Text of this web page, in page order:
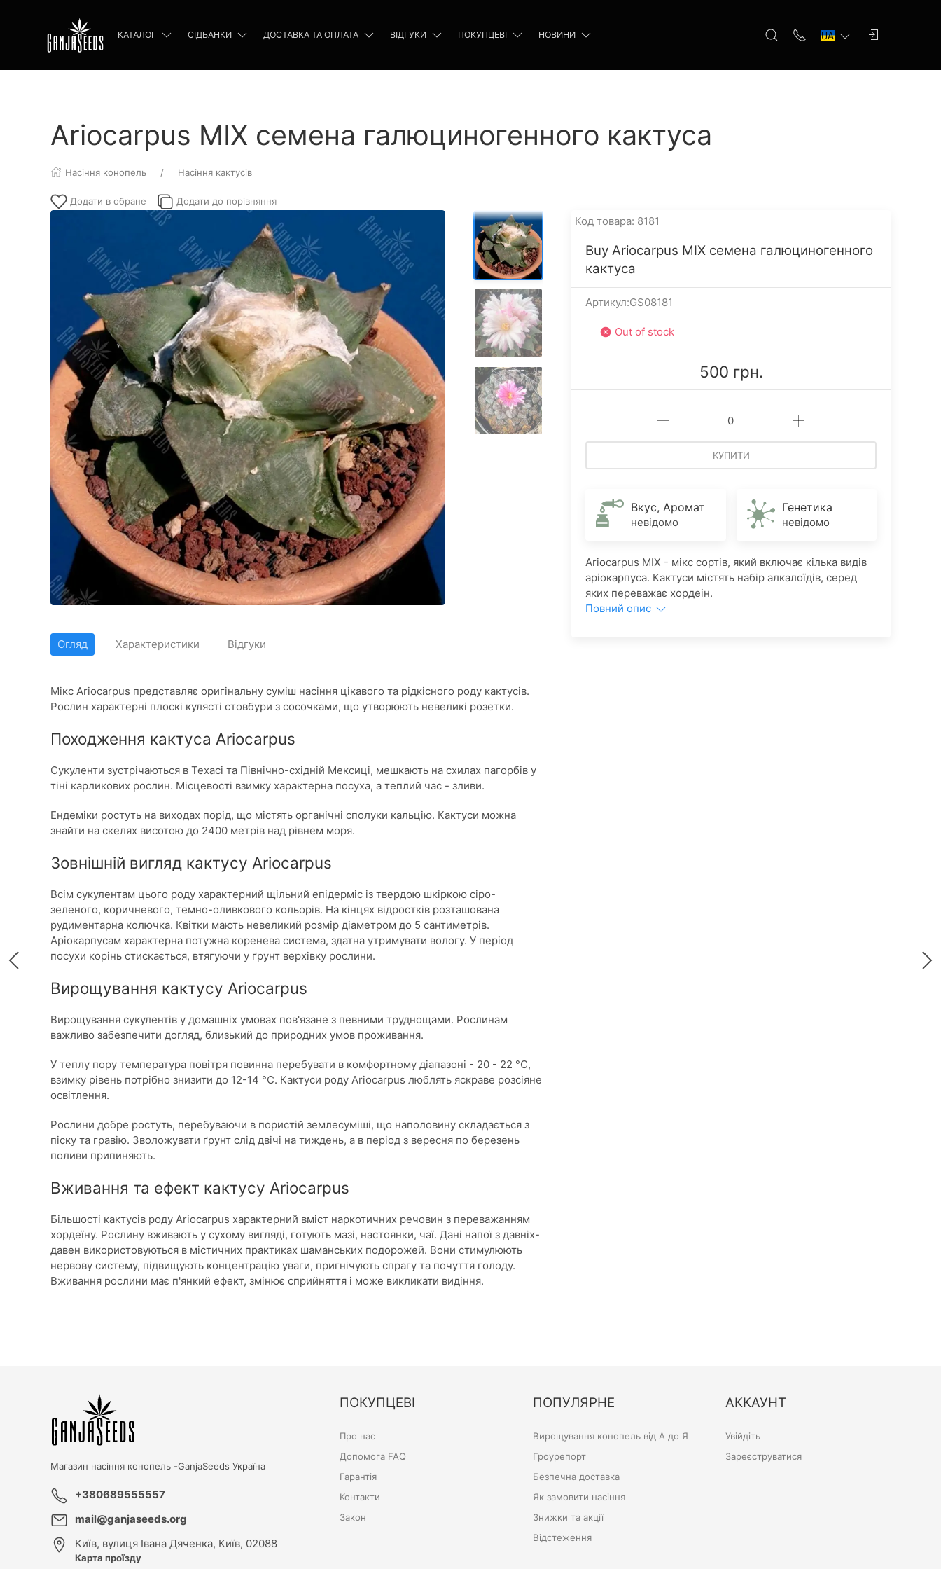
КАТАЛОГ СІДБАНКИ ДОСТАВКА ТА ОПЛАТА ВІДГУКИ ПОКУПЦЕВІ НОВИНИ
Ariocarpus MIX семена галюциногенного кактуса
Насіння конопель Насіння кактусів
Додати в обране Додати до порівняння
Огляд Характеристики Відгуки
Мікс Ariocarpus представляє оригінальну суміш насіння цікавого та рідкісного роду кактусів.
Рослин характерні плоскі кулясті стовбури з сосочками, що утворюють невеликі розетки.
Походження кактуса Ariocarpus
Сукуленти зустрічаються в Техасі та Північно-східній Мексиці, мешкають на схилах пагорбів у
тіні карликових рослин. Місцевості взимку характерна посуха, а теплий час - зливи.
Ендеміки ростуть на виходах порід, що містять органічні сполуки кальцію. Кактуси можна
знайти на скелях висотою до 2400 метрів над рівнем моря.
Зовнішній вигляд кактусу Ariocarpus
Всім сукулентам цього роду характерний щільний епідерміс із твердою шкіркою сіро-
зеленого, коричневого, темно-оливкового кольорів. На кінцях відростків розташована
рудиментарна колючка. Квітки мають невеликий розмір діаметром до 5 сантиметрів.
Аріокарпусам характерна потужна коренева система, здатна утримувати вологу. У період
посухи корінь стискається, втягуючи у ґрунт верхівку рослини.
Вирощування кактусу Ariocarpus
Вирощування сукулентів у домашніх умовах пов'язане з певними труднощами. Рослинам
важливо забезпечити догляд, близький до природних умов проживання.
У теплу пору температура повітря повинна перебувати в комфортному діапазоні - 20 - 22 °С,
взимку рівень потрібно знизити до 12-14 °С. Кактуси роду Ariocarpus люблять яскраве розсіяне
освітлення.
Рослини добре ростуть, перебуваючи в пористій землесуміші, що наполовину складається з
піску та гравію. Зволожувати ґрунт слід двічі на тиждень, а в період з вересня по березень
поливи припиняють.
Вживання та ефект кактусу Ariocarpus
Більшості кактусів роду Ariocarpus характерний вміст наркотичних речовин з переважанням
хордеїну. Рослину вживають у сухому вигляді, готують мазі, настоянки, чаї. Дані напої з давніх-
давен використовуються в містичних практиках шаманських подорожей. Вони стимулюють
нервову систему, підвищують концентрацію уваги, пригнічують спрагу та почуття голоду.
Вживання рослини має п'янкий ефект, змінює сприйняття і може викликати видіння.
Код товара: 8181
Buy Ariocarpus MIX семена галюциногенного
кактуса
Артикул:GS08181
Out of stock
500 грн.
КУПИТИ
Вкус, Аромат
невідомо
Генетика
невідомо
Ariocarpus MIX - мікс сортів, який включає кілька видів
аріокарпуса. Кактуси містять набір алкалоїдів, серед
яких переважає хордеін.
Повний опис
Магазин насіння конопель -GanjaSeeds Україна
+380689555557
mail@ganjaseeds.org
Київ, вулиця Івана Дяченка, Київ, 02088
Карта проїзду
ПОКУПЦЕВІ
Про нас
Допомога FAQ
Гарантія
Контакти
Закон
ПОПУЛЯРНЕ
Вирощування конопель від А до Я
Гроурепорт
Безпечна доставка
Як замовити насіння
Знижки та акції
Відстеження
АККАУНТ
Увійдіть
Зареєструватися